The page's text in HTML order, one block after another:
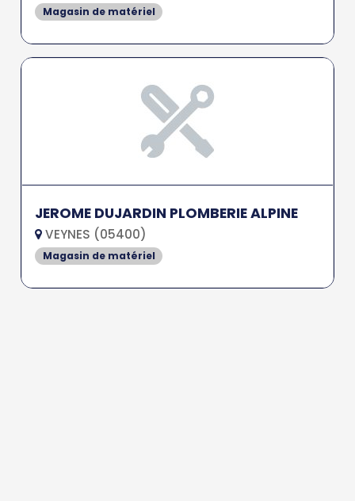
Magasin de matériel
JEROME DUJARDIN PLOMBERIE ALPINE
VEYNES (05400)
Magasin de matériel